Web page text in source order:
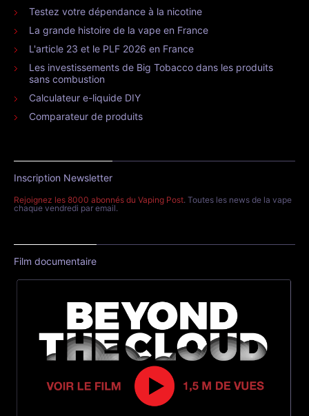
Testez votre dépendance à la nicotine
La grande histoire de la vape en France
L'article 23 et le PLF 2026 en France
Les investissements de Big Tobacco dans les produits
sans combustion
Calculateur e-liquide DIY
Comparateur de produits
Inscription Newsletter
Rejoignez les 8000 abonnés du Vaping Post. Toutes les news de la vape
chaque vendredi par email.
Film documentaire